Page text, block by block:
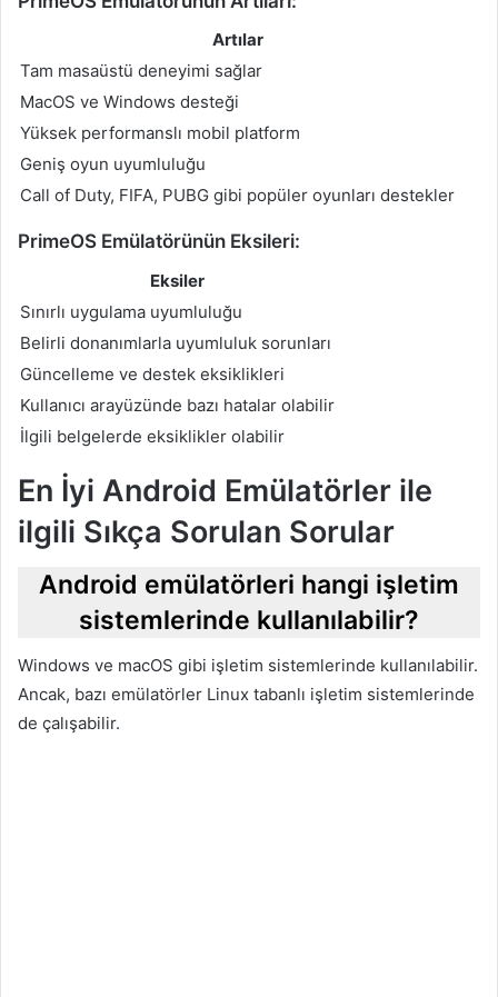
Artılar
Tam masaüstü deneyimi sağlar
MacOS ve Windows desteği
Yüksek performanslı mobil platform
Geniş oyun uyumluluğu
Call of Duty, FIFA, PUBG gibi popüler oyunları destekler
PrimeOS Emülatörünün Eksileri:
Eksiler
Sınırlı uygulama uyumluluğu
Belirli donanımlarla uyumluluk sorunları
Güncelleme ve destek eksiklikleri
Kullanıcı arayüzünde bazı hatalar olabilir
İlgili belgelerde eksiklikler olabilir
En İyi Android Emülatörler ile
ilgili Sıkça Sorulan Sorular
Android emülatörleri hangi işletim
sistemlerinde kullanılabilir?
Windows ve macOS gibi işletim sistemlerinde kullanılabilir.
Ancak, bazı emülatörler Linux tabanlı işletim sistemlerinde
de çalışabilir.